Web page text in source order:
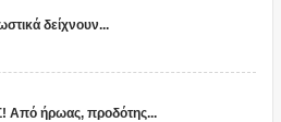
δείχνουν...
Από ήρωας, προδότης...